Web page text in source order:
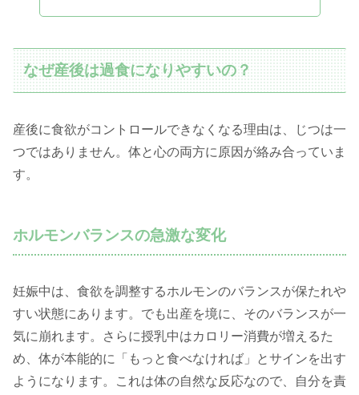
なぜ産後は過食になりやすいの？
産後に食欲がコントロールできなくなる理由は、じつは一
つではありません。体と心の両方に原因が絡み合っていま
す。
ホルモンバランスの急激な変化
妊娠中は、食欲を調整するホルモンのバランスが保たれや
すい状態にあります。でも出産を境に、そのバランスが一
気に崩れます。さらに授乳中はカロリー消費が増えるた
め、体が本能的に「もっと食べなければ」とサインを出す
ようになります。これは体の自然な反応なので、自分を責